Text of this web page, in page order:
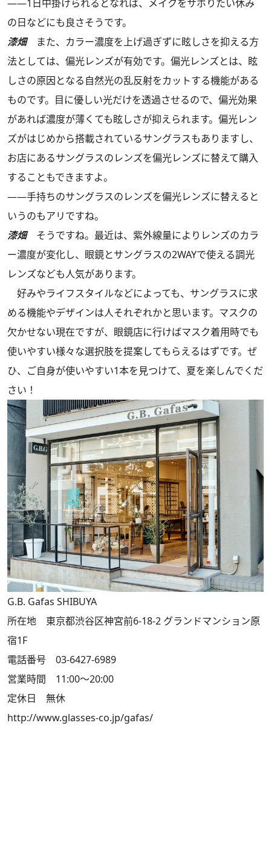
――1日中掛けられるとなれば、メイクをサボりたい休み
の日などにも良さそうです。
漆畑また、カラー濃度を上げ過ぎずに眩しさを抑える方
法としては、偏光レンズが有効です。偏光レンズとは、眩
しさの原因となる自然光の乱反射をカットする機能がある
ものです。目に優しい光だけを透過させるので、偏光効果
があれば濃度が薄くても眩しさが抑えられます。偏光レン
ズがはじめから搭載されているサングラスもありますし、
お店にあるサングラスのレンズを偏光レンズに替えて購入
することもできますよ。
――手持ちのサングラスのレンズを偏光レンズに替えると
いうのもアリですね。
漆畑そうですね。最近は、紫外線量によりレンズのカラ
ー濃度が変化し、眼鏡とサングラスの2WAYで使える調光
レンズなども人気があります。
好みやライフスタイルなどによっても、サングラスに求
める機能やデザインは人それぞれかと思います。マスクの
欠かせない現在ですが、眼鏡店に行けばマスク着用時でも
使いやすい様々な選択肢を提案してもらえるはずです。ぜ
ひ、ご自身が使いやすい1本を見つけて、夏を楽しんでくだ
さい！
G.B. Gafas SHIBUYA
所在地 東京都渋谷区神宮前6-18-2 グランドマンション原
宿1F
電話番号 03-6427-6989
営業時間 11:00～20:00
定休日 無休
http://www.glasses-co.jp/gafas/